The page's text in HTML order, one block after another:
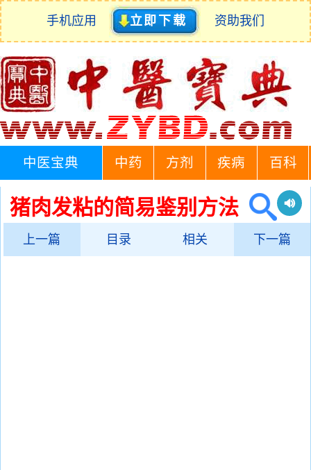
手机应用 立即下载 资助我们
中医宝典 中药 方剂 疾病 百科
猪肉发粘的简易鉴别方法
上一篇 目录 相关 下一篇